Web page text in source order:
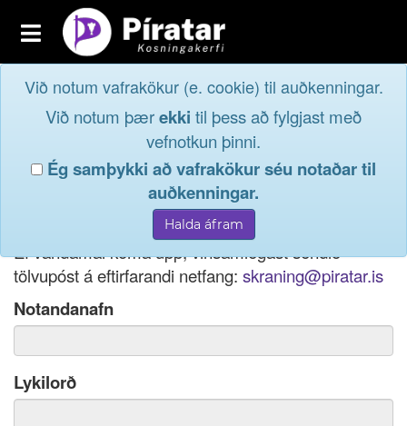
Toggle
navigation
Aðildarfélög
Innskrá
Við notum vafrakökur (e. cookie) til auðkenningar.
Við notum þærekki til þess að fylgjast með
vefnotkun þinni.
Ég samþykki að vafrakökur séu notaðar til
auðkenningar.
Innskráog taktu þátt í
lýðræðinu...
Ef þú hefur gleymt notendanafni þínu, þá má einnig
nota netfang eða kennitölu til innskráningar.
Ef vandamál koma upp, vinsamlegast sendið
tölvupóst á eftirfarandi netfang: skraning@piratar.is
Notandanafn
Lykilorð